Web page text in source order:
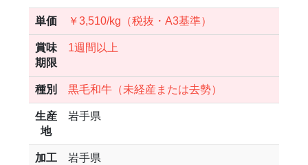
単価 ￥3,510/kg（税抜・A3基準）
賞味
期限
1週間以上
種別 黒毛和牛（未経産または去勢）
生産
地
岩手県
加工
岩手県